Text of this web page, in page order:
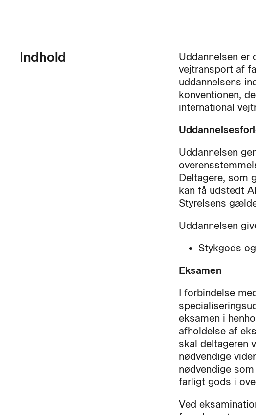
Indhold
Uddannelsen er
vejtransport af
uddannelsens
konventionen,
international
Uddannelsen
Deltagere, som
kan få udstedt
Styrelsens
Uddannelsen
Stykgods
Eksamen
I forbindelse
eksamen i
afholdelse af
skal deltageren
nødvendige
nødvendige
farligt gods i
Ved